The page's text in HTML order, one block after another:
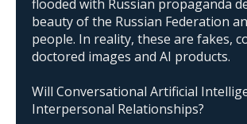
flooded with Russian propaganda
beauty of the Russian Federation
people. In reality, these are fakes,
doctored images and AI products.
Will Conversational Artificial
Interpersonal Relationships?